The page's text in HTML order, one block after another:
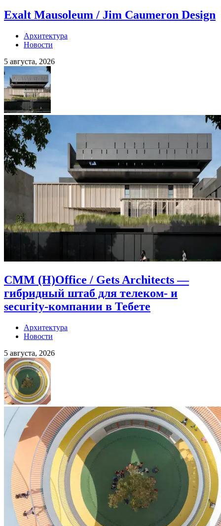
Exalt Mausoleum / Jim Caumeron Design
Архитектура
Новости
5 августа, 2026
CMM (H)Office / Gets Architects —
гибридный штаб для телеком- и
security-компании в Тебете
Архитектура
Новости
5 августа, 2026